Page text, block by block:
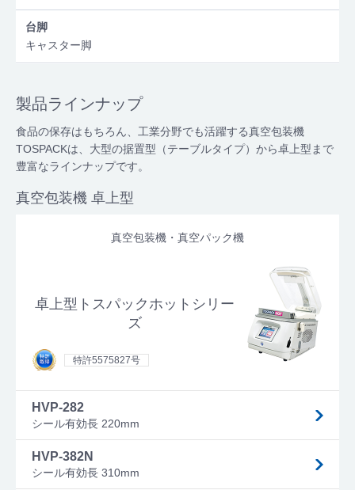
台脚
キャスター脚
製品ラインナップ
食品の保存はもちろん、工業分野でも活躍する真空包装機
TOSPACKは、大型の据置型（テーブルタイプ）から卓上型まで
豊富なラインナップです。
真空包装機 卓上型
真空包装機・真空パック機
特許5575827号
卓上型トスパックホットシリー
ズ
HVP-282
シール有効長 220mm
HVP-382N
シール有効長 310mm